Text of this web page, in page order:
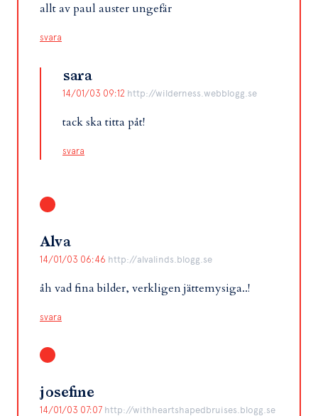
allt av paul auster ungefär
svara
sara
14/01/03 09:12 http://wilderness.webblogg.se
tack ska titta påt!
svara
Alva
14/01/03 06:46 http://alvalinds.blogg.se
åh vad fina bilder, verkligen jättemysiga..!
svara
josefine
14/01/03 07:07 http://withheartshapedbruises.blogg.se